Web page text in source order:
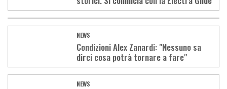
NEWS
Condizioni Alex Zanardi: "Nessuno sa
dirci cosa potrà tornare a fare"
NEWS